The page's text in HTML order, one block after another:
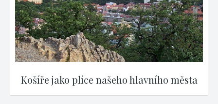
Košíře jako plíce našeho hlavního města